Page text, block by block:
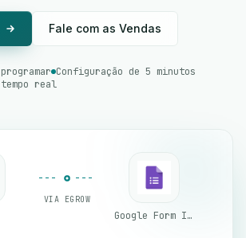
Fale com as Vendas
Configuração de 5 minutos
real
VIA EGROW
Google Form Integration